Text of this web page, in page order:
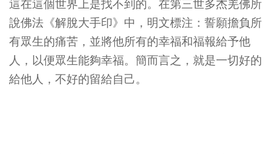
這在這個世界上是找不到的。在第三世多杰羌佛所
說佛法《解脫大手印》中，明文標注：誓願擔負所
有眾生的痛苦，並將他所有的幸福和福報給予他
人，以便眾生能夠幸福。簡而言之，就是一切好的
給他人，不好的留給自己。